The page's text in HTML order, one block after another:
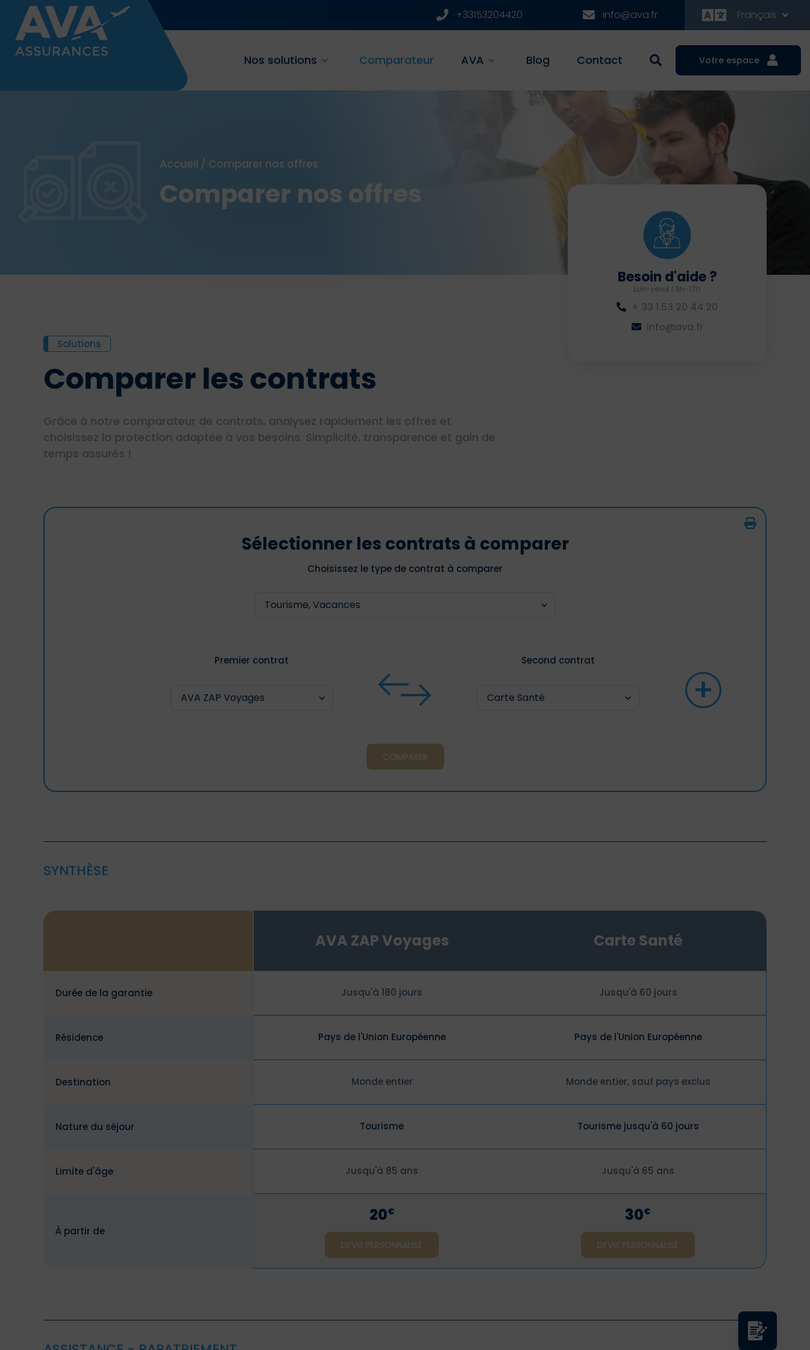
+33153204420 info@ava.fr Français
Nos solutions Comparateur AVA Blog Contact Votre espace
Accueil / Comparer nos offres
Comparer nos offres
Solutions
Comparer les contrats
Grâce à notre comparateur de contrats, analysez rapidement les offres et
choisissez la protection adaptée à vos besoins. Simplicité, transparence et gain de
temps assurés !
Besoin d'aide ?
Lun-vend | 9h-17h
+ 33 1 53 20 44 20
info@ava.fr
Sélectionner les contrats à comparer
Choisissez le type de contrat à comparer
Premier contrat Second contrat
+
COMPARER
SYNTHÈSE
AVA ZAP Voyages Carte Santé
Durée de la garantie Jusqu'à 180 jours Jusqu'à 60 jours
Résidence Pays de l'Union Européenne Pays de l'Union Européenne
Destination Monde entier Monde entier, sauf pays exclus
Nature du séjour Tourisme Tourisme jusqu'à 60 jours
Limite d'âge Jusqu'à 85 ans Jusqu'à 65 ans
À partir de
20€
DEVIS PERSONNALISÉ
30€
DEVIS PERSONNALISÉ